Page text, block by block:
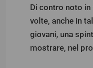
Di contro noto in
volte, anche in
giovani, una
mostrare, nel